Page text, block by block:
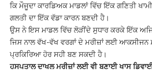
ਕਿ ਮੌਜੂਦਾ ਕਾਰਡਿਅਕ ਮਾਡਲਾਂ ਵਿੱਚ ਇੱਕ ਗਣਿਤੀ
ਗਲਤੀ ਦਾ ਇੱਕ ਵੱਡਾ ਕਾਰਨ ਬਣਦੀ ਹੈ।
ਉਸ ਨੇ ਇਸ ਮਾਡਲ ਵਿੱਚ ਲੋੜੀਂਦੇ ਸੁਧਾਰ ਕਰਕੇ ਇੱਕ
ਜਿਸ ਨਾਲ ਵੱਖ-ਵੱਖ ਵਰਗਾਂ ਦੇ ਮਰੀਜ਼ਾਂ ਲਈ ਆਕਸੀਜਨ
ਪ੍ਰਕਿਰਿਆ ਹੋਰ ਸਹੀ ਬਣ ਸਕਦੀ ਹੈ।
ਹਸਪਤਾਲ ਦਾਖਲ ਮਰੀਜ਼ਾਂ ਲਈ ਵੀ ਬਣਾਈ ਖਾਸ